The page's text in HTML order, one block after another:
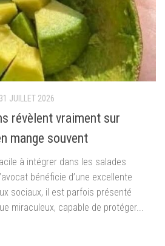
31 JUILLET 2026
révèlent vraiment sur
mange souvent
à intégrer dans les salades
bénéficie d’une excellente
sociaux, il est parfois présenté
miraculeux, capable de protéger...